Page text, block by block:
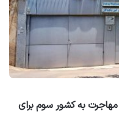
مهاجرت به کشور سوم برای